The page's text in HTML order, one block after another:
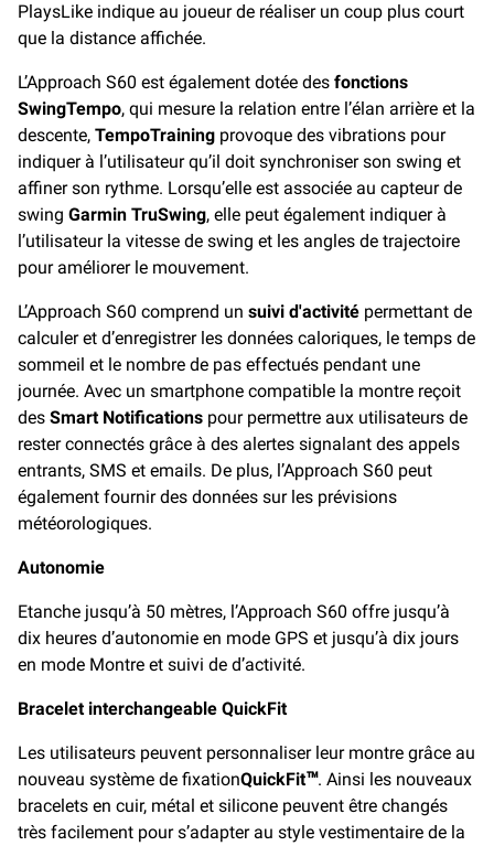
PlaysLike indique au joueur de réaliser un coup plus court
que la distance affichée.
L’Approach S60 est également dotée des fonctions
SwingTempo, qui mesure la relation entre l’élan arrière et la
descente, TempoTraining provoque des vibrations pour
indiquer à l’utilisateur qu’il doit synchroniser son swing et
affiner son rythme. Lorsqu’elle est associée au capteur de
swing Garmin TruSwing, elle peut également indiquer à
l’utilisateur la vitesse de swing et les angles de trajectoire
pour améliorer le mouvement.
L’Approach S60 comprend un suivi d'activité permettant de
calculer et d’enregistrer les données caloriques, le temps de
sommeil et le nombre de pas effectués pendant une
journée. Avec un smartphone compatible la montre reçoit
des Smart Notifications pour permettre aux utilisateurs de
rester connectés grâce à des alertes signalant des appels
entrants, SMS et emails. De plus, l’Approach S60 peut
également fournir des données sur les prévisions
météorologiques.
Autonomie
Etanche jusqu’à 50 mètres, l’Approach S60 offre jusqu’à
dix heures d’autonomie en mode GPS et jusqu’à dix jours
en mode Montre et suivi de d’activité.
Bracelet interchangeable QuickFit
Les utilisateurs peuvent personnaliser leur montre grâce au
nouveau système de fixationQuickFit™. Ainsi les nouveaux
bracelets en cuir, métal et silicone peuvent être changés
très facilement pour s’adapter au style vestimentaire de la